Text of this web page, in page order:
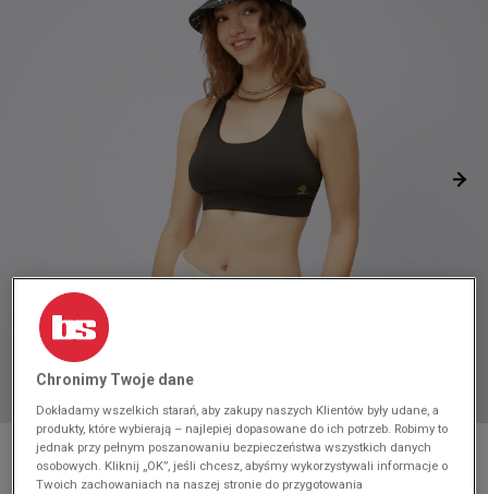
* Zdjęcie poglądowe
UMBRO BRA TONNA
Chronimy Twoje dane
Dokładamy wszelkich starań, aby zakupy naszych Klientów były udane, a
produkty, które wybierają – najlepiej dopasowane do ich potrzeb. Robimy to
jednak przy pełnym poszanowaniu bezpieczeństwa wszystkich danych
osobowych. Kliknij „OK”, jeśli chcesz, abyśmy wykorzystywali informacje o
Twoich zachowaniach na naszej stronie do przygotowania